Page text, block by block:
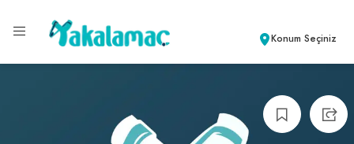
Konum Seçiniz